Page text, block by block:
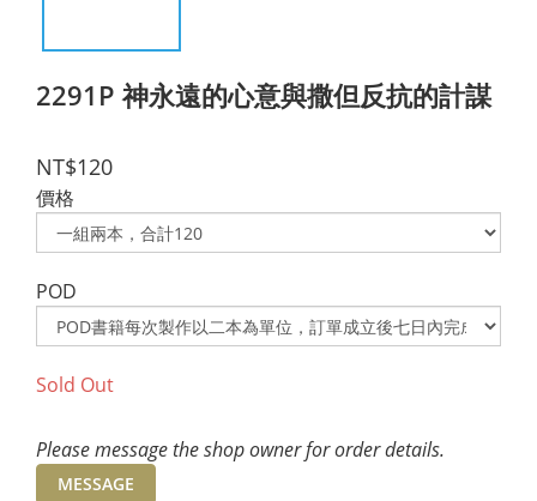
2291P 神永遠的心意與撒但反抗的計謀
NT$120
價格
POD
Sold Out
Please message the shop owner for order details.
MESSAGE